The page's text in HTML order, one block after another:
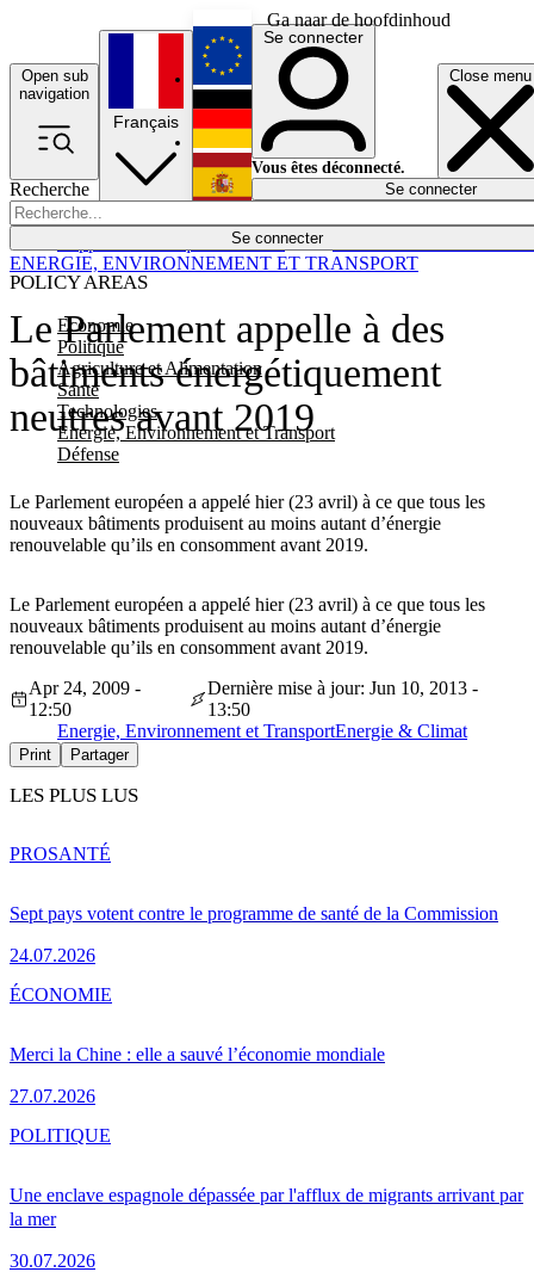
Ga naar de hoofdinhoud
Open sub
navigation
Close menu
Recherche
Se connecter
POLICY AREAS
Economie
Politique
Agriculture et Alimentation
Santé
Technologies
Energie, Environnement et Transport
Défense
Économie
Français
English
Deutsch
Español
Se connecter
Vous êtes déconnecté.
Se connecter
Le Parlement appelle à des
bâtiments énergétiquement
neutres avant 2019
Le Parlement européen a appelé hier (23 avril) à ce que tous les
nouveaux bâtiments produisent au moins autant d’énergie
renouvelable qu’ils en consomment avant 2019.
ENERGIE, ENVIRONNEMENT ET TRANSPORT
Le Parlement européen a appelé hier (23 avril) à ce que tous les
nouveaux bâtiments produisent au moins autant d’énergie
renouvelable qu’ils en consomment avant 2019.
Apr 24, 2009 -
12:50
Dernière mise à jour: Jun 10, 2013 -
13:50
Energie, Environnement et TransportEnergie & Climat
Print Partager
LES PLUS LUS
Sept pays votent contre le programme de santé de la Commission
24.07.2026
PROSANTÉ
Merci la Chine : elle a sauvé l’économie mondiale
27.07.2026
ÉCONOMIE
Une enclave espagnole dépassée par l'afflux de migrants arrivant par
la mer
30.07.2026
POLITIQUE